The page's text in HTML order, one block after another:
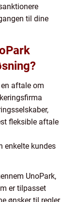
til dine
aftale om
fleksible aftale
enkelte kundes
UnoPark,
er tilpasset